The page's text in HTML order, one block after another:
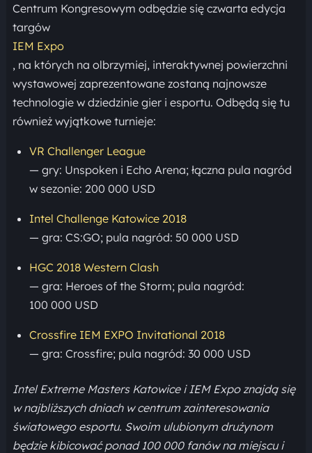
Centrum Kongresowym odbędzie się czwarta edycja
targów
IEM Expo
, na których na olbrzymiej, interaktywnej powierzchni
wystawowej zaprezentowane zostaną najnowsze
technologie w dziedzinie gier i esportu. Odbędą się tu
również wyjątkowe turnieje:
VR Challenger League
— gry: Unspoken i Echo Arena; łączna pula nagród
w sezonie: 200 000 USD
Intel Challenge Katowice 2018
— gra: CS:GO; pula nagród: 50 000 USD
HGC 2018 Western Clash
— gra: Heroes of the Storm; pula nagród:
100 000 USD
Crossfire IEM EXPO Invitational 2018
— gra: Crossfire; pula nagród: 30 000 USD
Intel Extreme Masters Katowice i IEM Expo znajdą się
w najbliższych dniach w centrum zainteresowania
światowego esportu. Swoim ulubionym drużynom
będzie kibicować ponad 100 000 fanów na miejscu i